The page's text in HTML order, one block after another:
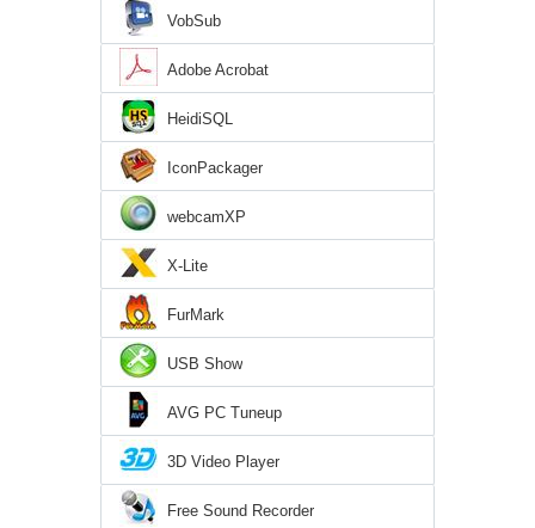
VobSub
Adobe Acrobat
HeidiSQL
IconPackager
webcamXP
X-Lite
FurMark
USB Show
AVG PC Tuneup
3D Video Player
Free Sound Recorder